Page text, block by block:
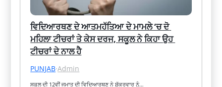
ਵਿਦਿਆਰਥਣ ਦੇ ਆਤਮਹੱਤਿਆ ਦੇ ਮਾਮਲੇ ‘ਚ ਦੋ
ਮਹਿਲਾ ਟੀਚਰਾਂ ਤੇ ਕੇਸ ਦਰਜ, ਸਕੂਲ ਨੇ ਕਿਹਾ ਉਹ
ਟੀਚਰਾਂ ਦੇ ਨਾਲ ਹੈ
PUNJAB·Admin
ਸਕੂਲ ਦੀ 12ਵੀਂ ਜਮਾਤ ਦੀ ਵਿਦਿਆਰਥਣ ਨੇ ਸ਼ੁੱਕਰਵਾਰ ਨੂੰ…